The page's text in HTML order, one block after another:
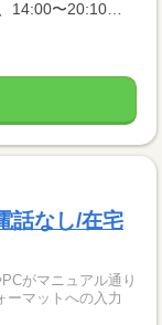
話なし/在宅
がマニュアル通り
ーマットへの入力